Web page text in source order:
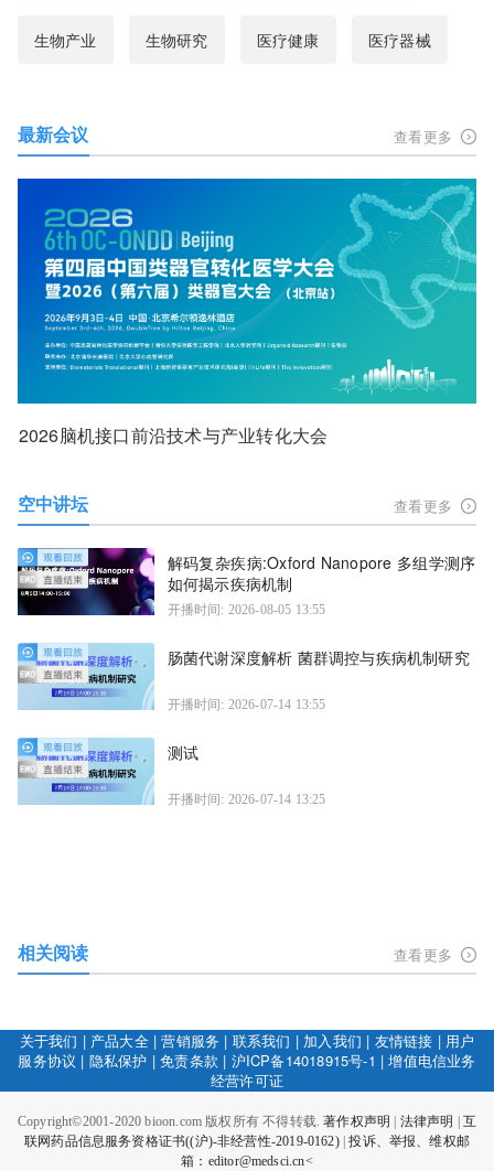
生物产业 生物研究 医疗健康 医疗器械
最新会议 查看更多
2026脑机接口前沿技术与产业转化大会
空中讲坛 查看更多
解码复杂疾病:Oxford Nanopore 多组学测序
如何揭示疾病机制
开播时间: 2026-08-05 13:55
肠菌代谢深度解析 菌群调控与疾病机制研究
开播时间: 2026-07-14 13:55
测试
开播时间: 2026-07-14 13:25
相关阅读 查看更多
关于我们 | 产品大全|营销服务 | 联系我们 | 加入我们 | 友情链接 | 用户
服务协议 | 隐私保护 |免责条款 | 沪ICP备14018915号-1 |增值电信业务
经营许可证
Copyright©2001-2020 bioon.com 版权所有 不得转载.著作权声明 | 法律声明 | 互
联网药品信息服务资格证书((沪)-非经营性-2019-0162)|投诉、举报、维权邮
箱：editor@medsci.cn<